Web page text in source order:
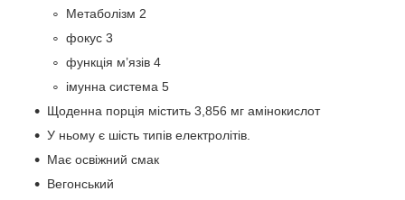
Метаболізм 2
фокус 3
функція м’язів 4
імунна система 5
Щоденна порція містить 3,856 мг амінокислот
У ньому є шість типів електролітів.
Має освіжний смак
Вегонський